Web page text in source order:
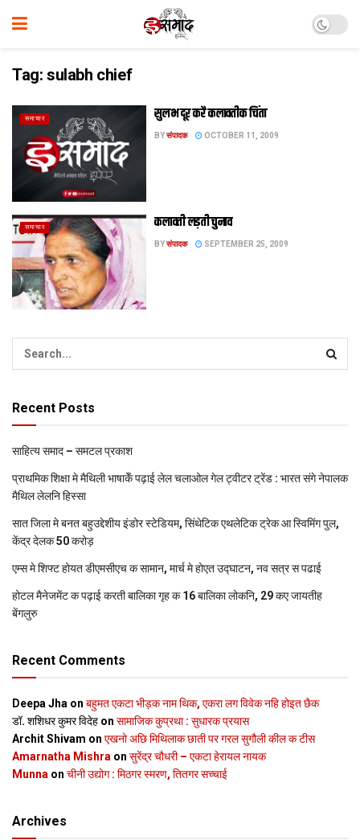
Tag: sulabh chief
समाचार सुलभ दूर करै कलावतीक चिंता
BYसंपादक OCTOBER 11, 2009
समाचार कलावती लड़ती चुनाव
BYसंपादक SEPTEMBER 25, 2009
Recent Posts
साहित्य समाद – समटल प्रकाश
प्राथमिक शि‍क्षा मे मैथि‍ली भाषाकेँ पढ़ाई लेल चलाओल गेल ट्वीटर ट्रेंड : भारत संगे नेपालक
मैथिल लेलनि हिस्सा
सात जिला मे बनत बहुउद्देशीय इंडोर स्‍टेडि‍यम, सिंथेटिक एथलेटिक ट्रेक आ स्विमिंग पुल,
केंद्र देलक 50 करोड़
एम्स मे शिफ्ट होयत डीएमसीएच क सामान, मार्च मे होएत उद्घाटन, नव सत्र स पढाई
होटल मैनेजमेंट क पढ़ाई करती बालिका गृह क 16 बालिका लोकनि, 29 कए जायतीह
बेंगलुरु
Recent Comments
Deepa Jha on बहुमत एकटा भीड़क नाम थिक, एकरा लग विवेक नहि होइत छैक
डॉ. शशिधर कुमर विदेह on सामाजिक कुप्रथा : सुधारक प्रयास
Archit Shivam on एखनो अछि मिथिलाक छाती पर गरल सुगौली कील क टीस
Amarnatha Mishra on सुरेंद्र चौधरी – एकटा हेरायल नायक
Munna on चीनी उद्योग : मिठगर स्‍मरण, तितगर सच्‍चाई
Archives